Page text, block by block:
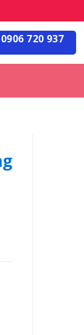
720 937